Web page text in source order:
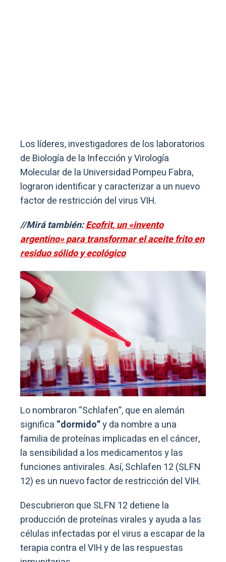
Los líderes, investigadores de los laboratorios
de Biología de la Infección y Virología
Molecular de la Universidad Pompeu Fabra,
lograron identificar y caracterizar a un nuevo
factor de restricción del virus VIH.
//Mirá también:Ecofrit, un «invento
argentino» para transformar el aceite frito en
residuo sólido y ecológico
Lo nombraron “Schlafen”, que en alemán
significa “dormido”y da nombre a una
familia de proteínas implicadas en el cáncer,
la sensibilidad a los medicamentos y las
funciones antivirales. Así, Schlafen 12 (SLFN
12) es un nuevo factor de restricción del VIH.
Descubrieron que SLFN 12 detiene la
producción de proteínas virales y ayuda a las
células infectadas por el virus a escapar de la
terapia contra el VIH y de las respuestas